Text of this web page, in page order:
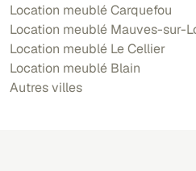
Location meublé Carquefou
Location meublé Mauves-sur-
Location meublé Le Cellier
Location meublé Blain
Autres villes